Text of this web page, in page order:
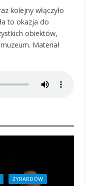
kolejny włączyło
to okazja do
obiektów,
Materiał
ŻYRARDÓW